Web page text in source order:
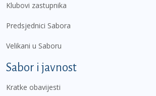
Klubovi zastupnika
Predsjednici Sabora
Velikani u Saboru
Sabor i javnost
Kratke obavijesti